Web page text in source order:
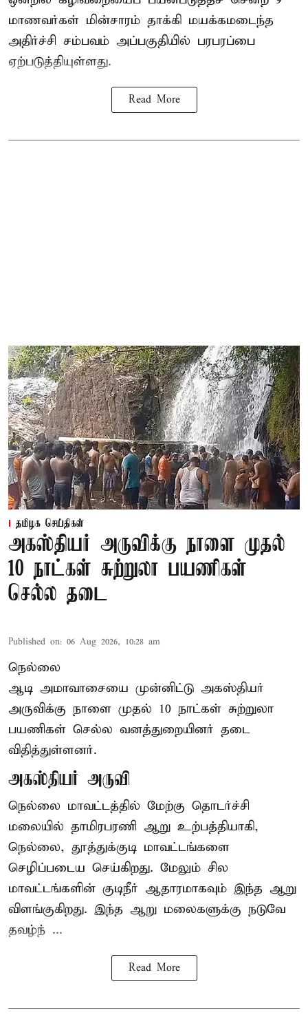
மாணவர்கள் மின்சாரம் தாக்கி மயக்கமடைந்த
அதிர்ச்சி சம்பவம் அப்பகுதியில் பரபரப்பை
ஏற்படுத்தியுள்ளது.
Read More
தமிழக செய்திகள்
அகஸ்தியர் அருவிக்கு நாளை முதல்
10 நாட்கள் சுற்றுலா பயணிகள்
செல்ல தடை
Published on: 06 Aug 2026, 10:28 am
நெல்லை
ஆடி அமாவாசையை முன்னிட்டு அகஸ்தியர்
அருவிக்கு நாளை முதல் 10 நாட்கள் சுற்றுலா
பயணிகள் செல்ல வனத்துறையினர் தடை
விதித்துள்ளனர்.
அகஸ்தியர் அருவி
நெல்லை மாவட்டத்தில் மேற்கு தொடர்ச்சி
மலையில் தாமிரபரணி ஆறு உற்பத்தியாகி,
நெல்லை, தூத்துக்குடி மாவட்டங்களை
செழிப்படைய செய்கிறது. மேலும் சில
மாவட்டங்களின் குடிநீர் ஆதாரமாகவும் இந்த ஆறு
விளங்குகிறது. இந்த ஆறு மலைகளுக்கு நடுவே
தவழ்ந் ...
Read More